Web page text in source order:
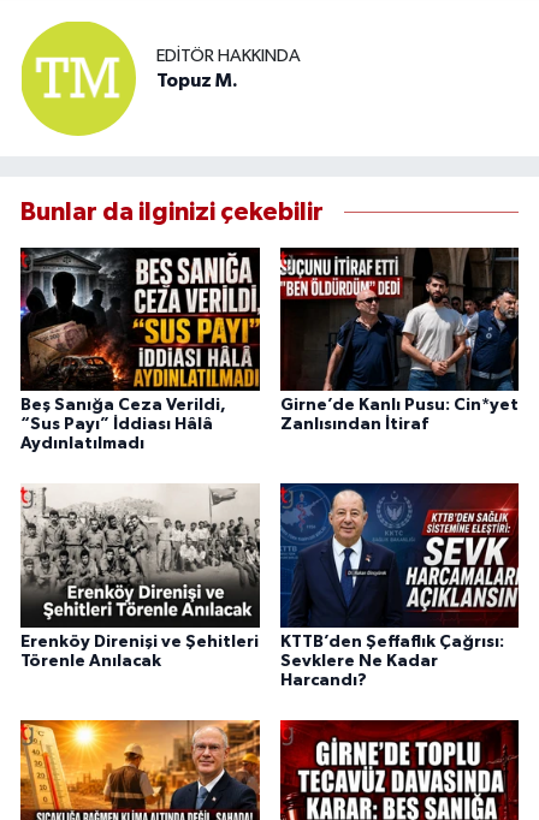
EDITÖR HAKKINDA
Topuz M.
Bunlar da ilginizi çekebilir
Beş Sanığa Ceza Verildi,
“Sus Payı” İddiası Hâlâ
Aydınlatılmadı
Girne’de Kanlı Pusu: Cin*yet
Zanlısından İtiraf
Erenköy Direnişi ve Şehitleri
Törenle Anılacak
KTTB’den Şeffaflık Çağrısı:
Sevklere Ne Kadar
Harcandı?